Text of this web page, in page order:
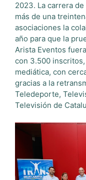
2023. La carrera
más de una
asociaciones la
año para que la
Arista Eventos
con 3.500
mediática, con
gracias a la
Teledeporte,
Televisión de